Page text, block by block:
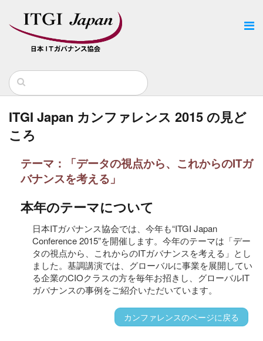
ITGI Japan カンファレンス 2015 の見ど
ころ
テーマ：「データの視点から、これからのITガ
バナンスを考える」
本年のテーマについて
日本ITガバナンス協会では、今年も“ITGI Japan
Conference 2015”を開催します。今年のテーマは「デー
タの視点から、これからのITガバナンスを考える」とし
ました。基調講演では、グローバルに事業を展開してい
る企業のCIOクラスの方を毎年お招きし、グローバルIT
ガバナンスの事例をご紹介いただいています。
カンファレンスのページに戻る